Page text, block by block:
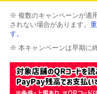
※ 複数のキャンペーンが適
されない場合があります。
す。
※ 本キャンペーンは早期に